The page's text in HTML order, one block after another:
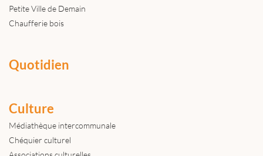
Petite Ville de Demain
Chaufferie bois
Quotidien
Culture
Médiathèque intercommunale
Chéquier culturel